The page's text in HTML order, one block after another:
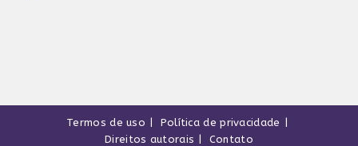
Termos de uso
Política de privacidade
Direitos autorais
Contato